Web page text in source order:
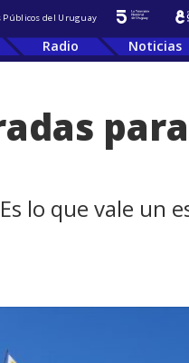
Públicos del Uruguay
Radio Noticias
lo que vale un